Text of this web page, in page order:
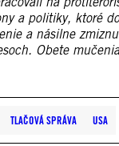
a politiky, ktoré
a násilne
Obete
TLAČOVÁ SPRÁVA USA